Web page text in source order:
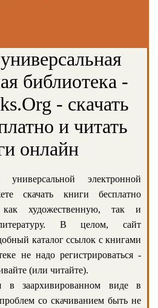
библиотека -
- скачать
и читать
онлайн
электронной
скачать книги бесплатно
художественную, так и
литературу. В целом, сайт
каталог ссылок с книгами
не надо регистрироваться -
(или читайте).
в заархивированном виде в
со скачиванием быть не